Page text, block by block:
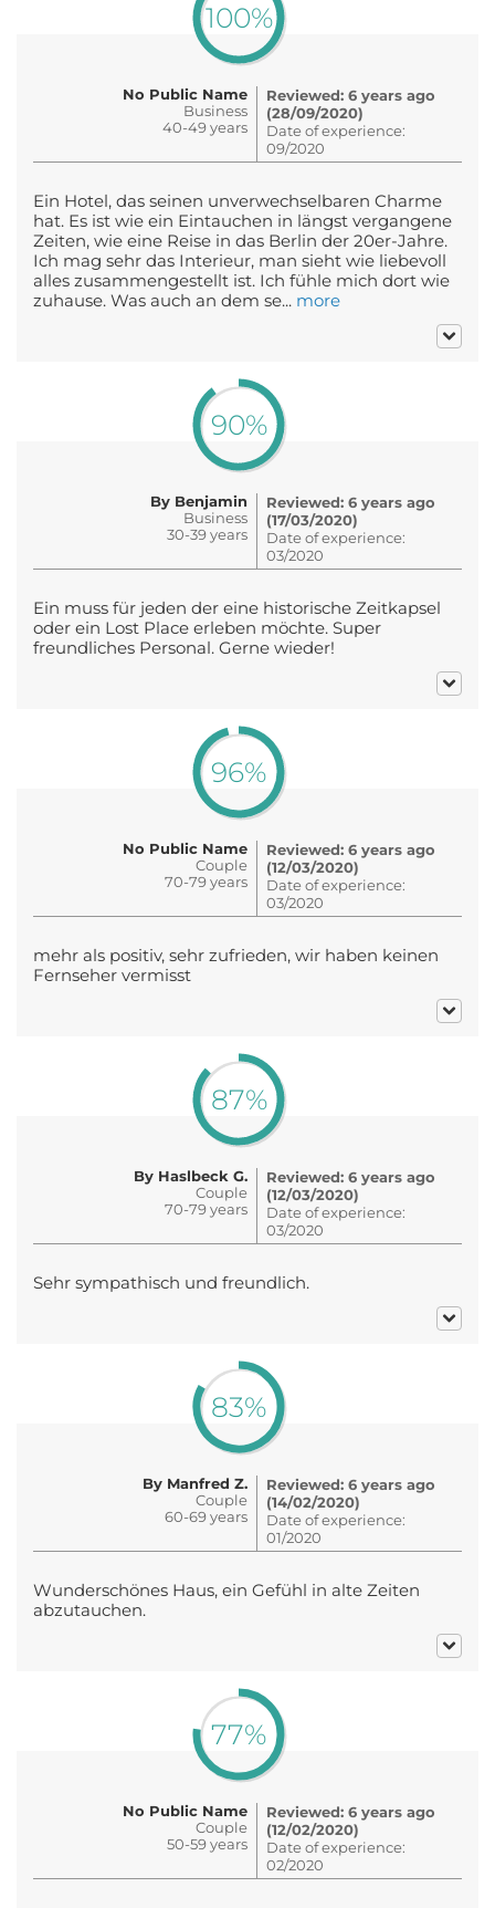
100%
No Public Name
Business
40-49 years
Reviewed: 6 years ago
(28/09/2020)
Date of experience:
09/2020
Ein Hotel, das seinen unverwechselbaren Charme
hat. Es ist wie ein Eintauchen in längst vergangene
Zeiten, wie eine Reise in das Berlin der 20er-Jahre.
Ich mag sehr das Interieur, man sieht wie liebevoll
alles zusammengestellt ist. Ich fühle mich dort wie
zuhause. Was auch an dem se... more
90%
By Benjamin
Business
30-39 years
Reviewed: 6 years ago
(17/03/2020)
Date of experience:
03/2020
Ein muss für jeden der eine historische Zeitkapsel
oder ein Lost Place erleben möchte. Super
freundliches Personal. Gerne wieder!
96%
No Public Name
Couple
70-79 years
Reviewed: 6 years ago
(12/03/2020)
Date of experience:
03/2020
mehr als positiv, sehr zufrieden, wir haben keinen
Fernseher vermisst
87%
By Haslbeck G.
Couple
70-79 years
Reviewed: 6 years ago
(12/03/2020)
Date of experience:
03/2020
Sehr sympathisch und freundlich.
83%
By Manfred Z.
Couple
60-69 years
Reviewed: 6 years ago
(14/02/2020)
Date of experience:
01/2020
Wunderschönes Haus, ein Gefühl in alte Zeiten
abzutauchen.
77%
No Public Name
Couple
50-59 years
Reviewed: 6 years ago
(12/02/2020)
Date of experience:
02/2020